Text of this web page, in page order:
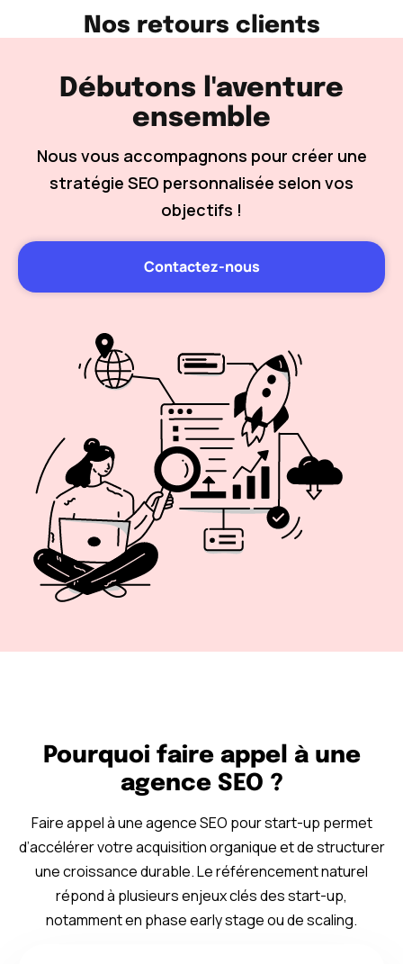
Nos retours clients
Débutons l'aventure
ensemble
Nous vous accompagnons pour créer une
stratégie SEO personnalisée selon vos
objectifs !
Contactez-nous
Pourquoi faire appel à une
agence SEO ?
Faire appel à une agence SEO pour start-up permet
d’accélérer votre acquisition organique et de structurer
une croissance durable. Le référencement naturel
répond à plusieurs enjeux clés des start-up,
notamment en phase early stage ou de scaling.